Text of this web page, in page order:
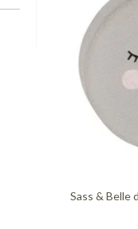
Sass & Belle